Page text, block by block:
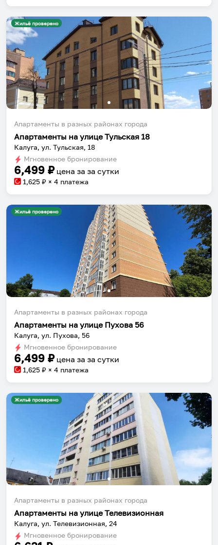
Жильё проверено
Апартаменты в разных районах города
Апартаменты на улице Тульская 18
Калуга, ул. Тульская, 18
Мгновенное бронирование
6,499 ₽ цена за за сутки
1,625 ₽ × 4 платежа
Жильё проверено
Апартаменты в разных районах города
Апартаменты на улице Пухова 56
Калуга, ул. Пухова, 56
Мгновенное бронирование
6,499 ₽ цена за за сутки
1,625 ₽ × 4 платежа
Жильё проверено
Апартаменты в разных районах города
Апартаменты на улице Телевизионная
Калуга, ул. Телевизионная, 24
Мгновенное бронирование